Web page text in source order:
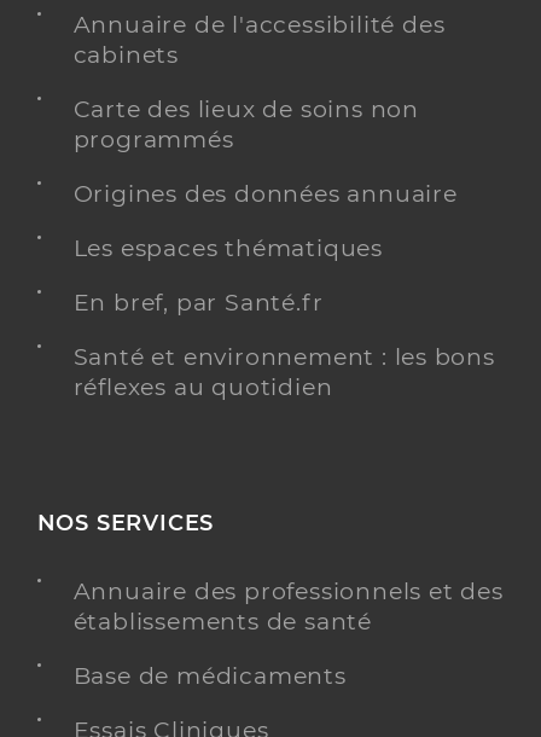
Annuaire de l'accessibilité des
cabinets
Carte des lieux de soins non
programmés
Origines des données annuaire
Les espaces thématiques
En bref, par Santé.fr
Santé et environnement : les bons
réflexes au quotidien
NOS SERVICES
Annuaire des professionnels et des
établissements de santé
Base de médicaments
Essais Cliniques